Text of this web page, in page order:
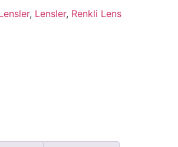
, Lensler, Renkli Lens